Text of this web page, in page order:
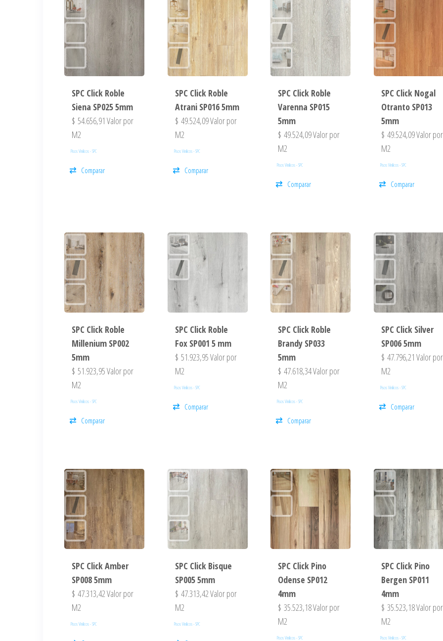
SPC Click Roble
Siena SP025 5mm
$ 54.656,91 Valor por
M2
Pisos Vinilicos - SPC
Comparar
SPC Click Roble
Atrani SP016 5mm
$ 49.524,09Valor por
M2
Pisos Vinilicos - SPC
Comparar
SPC Click Roble
Varenna SP015
5mm
$ 49.524,09Valor por
M2
Pisos Vinilicos - SPC
Comparar
SPC Click Nogal
Otranto SP013
5mm
$ 49.524,09Valor por
M2
Pisos Vinilicos - SPC
Comparar
SPC Click Roble
Millenium SP002
5mm
$ 51.923,95Valor por
M2
Pisos Vinilicos - SPC
Comparar
SPC Click Roble
Fox SP001 5 mm
$ 51.923,95Valor por
M2
Pisos Vinilicos - SPC
Comparar
SPC Click Roble
Brandy SP033
5mm
$ 47.618,34Valor por
M2
Pisos Vinilicos - SPC
Comparar
SPC Click Silver
SP006 5mm
$ 47.796,21 Valor por
M2
Pisos Vinilicos - SPC
Comparar
SPC Click Amber
SP008 5mm
$ 47.313,42Valor por
M2
Pisos Vinilicos - SPC
SPC Click Bisque
SP005 5mm
$ 47.313,42Valor por
M2
Pisos Vinilicos - SPC
SPC Click Pino
Odense SP012
4mm
$ 35.523,18Valor por
M2
Pisos Vinilicos - SPC
SPC Click Pino
Bergen SP011
4mm
$ 35.523,18Valor por
M2
Pisos Vinilicos - SPC